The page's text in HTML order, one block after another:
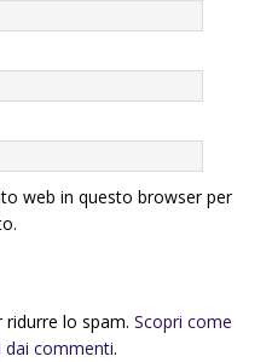
web in questo browser per
lo spam. Scopri come
dai commenti.